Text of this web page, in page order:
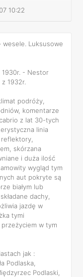
10:22
wesele. Luksusowe
1930r. - Nestor
1932r.
podróży,
komentarze
z lat 30-tych
linia
reflektory,
skórzana
i duża ilość
wygląd tym
aut pokryte są
białym lub
dachy,
jazdę w
tymi
w tym
jak :
Podlaska,
Podlaski,